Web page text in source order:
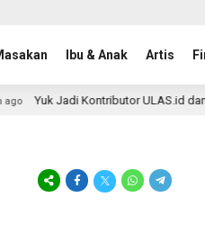
Ibu & Anak Artis
Yuk Jadi Kontributor ULAS.id dan